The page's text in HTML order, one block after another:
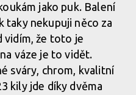
jako puk. Balení
taky nekupuji něco za
vidím, že toto je
váze je to vidět.
sváry, chrom, kvalitní
kily jde díky dvěma